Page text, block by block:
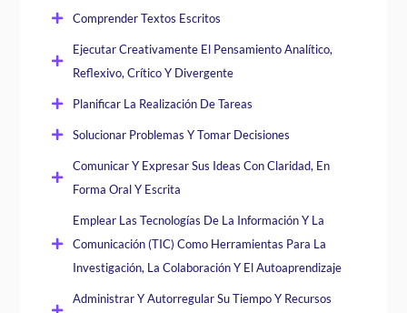
Comprender Textos Escritos
Ejecutar Creativamente El Pensamiento Analítico,
Reflexivo, Crítico Y Divergente
Planificar La Realización De Tareas
Solucionar Problemas Y Tomar Decisiones
Comunicar Y Expresar Sus Ideas Con Claridad, En
Forma Oral Y Escrita
Emplear Las Tecnologías De La Información Y La
Comunicación (TIC) Como Herramientas Para La
Investigación, La Colaboración Y El Autoaprendizaje
Administrar Y Autorregular Su Tiempo Y Recursos